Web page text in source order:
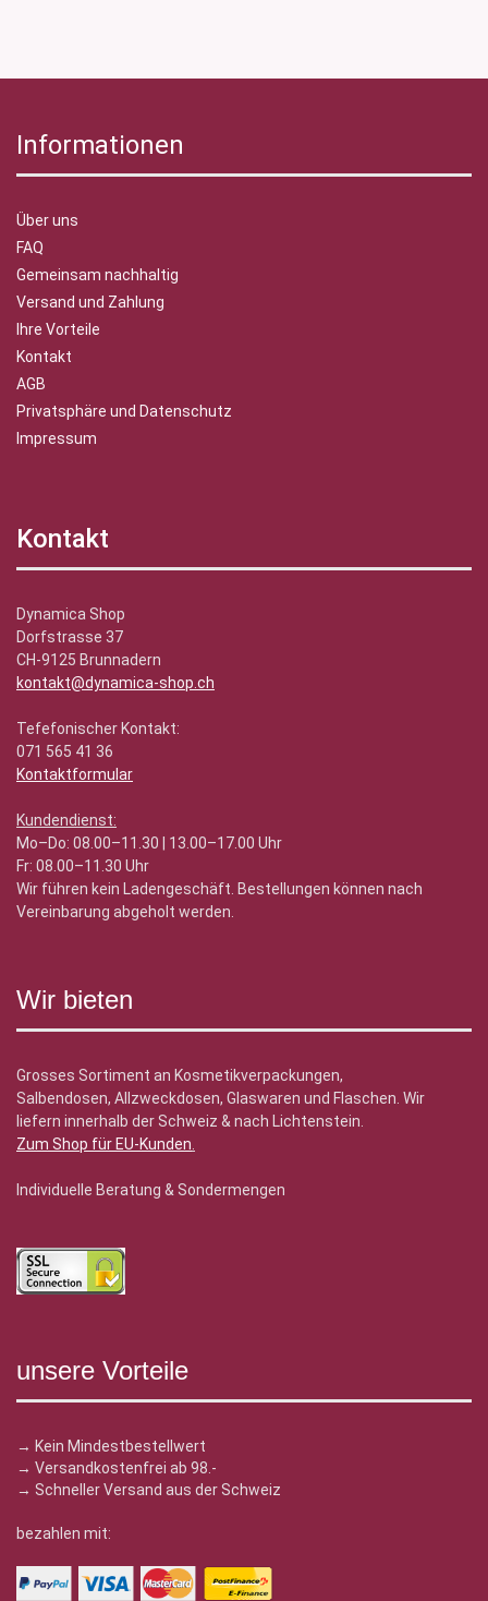
Informationen
Über uns
FAQ
Gemeinsam nachhaltig
Versand und Zahlung
Ihre Vorteile
Kontakt
AGB
Privatsphäre und Datenschutz
Impressum
Kontakt
Dynamica Shop
Dorfstrasse 37
CH-9125 Brunnadern
kontakt@dynamica-shop.ch
Tefefonischer Kontakt:
071 565 41 36
Kontaktformular
Kundendienst:
Mo–Do: 08.00–11.30 | 13.00–17.00 Uhr
Fr: 08.00–11.30 Uhr
Wir führen kein Ladengeschäft. Bestellungen können nach
Vereinbarung abgeholt werden.
Wir bieten
Grosses Sortiment an Kosmetikverpackungen,
Salbendosen, Allzweckdosen, Glaswaren und Flaschen. Wir
liefern innerhalb der Schweiz & nach Lichtenstein.
Zum Shop für EU-Kunden.
Individuelle Beratung & Sondermengen
unsere Vorteile
→ Kein Mindestbestellwert
→ Versandkostenfrei ab 98.-
→ Schneller Versand aus der Schweiz
bezahlen mit: